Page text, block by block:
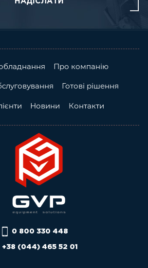
Про компанію
Готові рішення
Новини Контакти
0 800 330 448
+38 (044) 465 52 01